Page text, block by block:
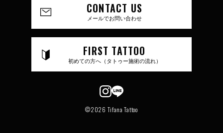
CONTACT US
メールでお問い合わせ
FIRST TATTOO
初めての方へ（タトゥー施術の流れ）
©2026 Tifana Tattoo